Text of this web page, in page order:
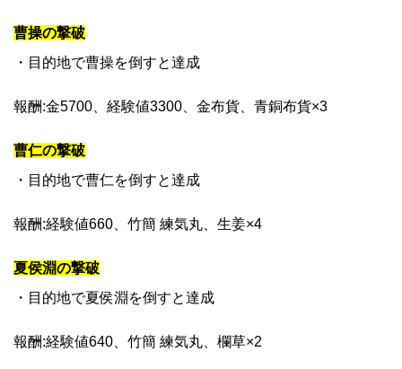
曹操の撃破
・目的地で曹操を倒すと達成
報酬:金5700、経験値3300、金布貨、青銅布貨×3
曹仁の撃破
・目的地で曹仁を倒すと達成
報酬:経験値660、竹簡 練気丸、生姜×4
夏侯淵の撃破
・目的地で夏侯淵を倒すと達成
報酬:経験値640、竹簡 練気丸、欄草×2